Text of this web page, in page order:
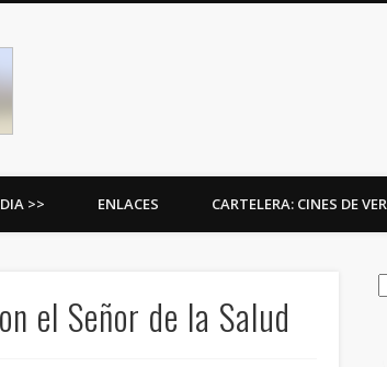
>> ENLACES CARTELERA: CINES DE
el Señor de la Salud